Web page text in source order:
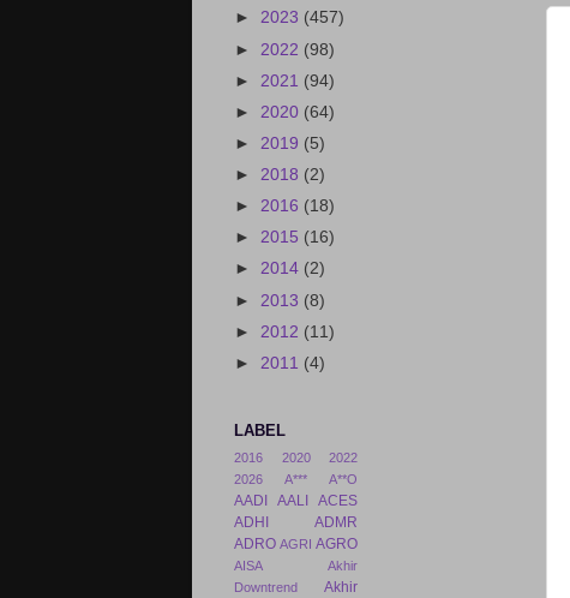
► 2023 (457)
► 2022 (98)
► 2021 (94)
► 2020 (64)
► 2019 (5)
► 2018 (2)
► 2016 (18)
► 2015 (16)
► 2014 (2)
► 2013 (8)
► 2012 (11)
► 2011 (4)
LABEL
2016 2020
2022
2026
A*** A**O
AADI AALI
ACES
ADHI
ADMR
ADRO AGRI AGRO
AISA
Akhir
Downtrend
Akhir